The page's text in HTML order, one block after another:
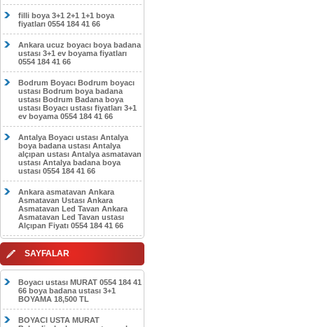
filli boya 3+1 2+1 1+1 boya
fiyatları 0554 184 41 66
Ankara ucuz boyacı boya badana
ustası 3+1 ev boyama fiyatları
0554 184 41 66
Bodrum Boyacı Bodrum boyacı
ustası Bodrum boya badana
ustası Bodrum Badana boya
ustası Boyacı ustası fiyatları 3+1
ev boyama 0554 184 41 66
Antalya Boyacı ustası Antalya
boya badana ustası Antalya
alçıpan ustası Antalya asmatavan
ustası Antalya badana boya
ustası 0554 184 41 66
Ankara asmatavan Ankara
Asmatavan Ustası Ankara
Asmatavan Led Tavan Ankara
Asmatavan Led Tavan ustası
Alçıpan Fiyatı 0554 184 41 66
SAYFALAR
Boyacı ustası MURAT 0554 184 41
66 boya badana ustası 3+1
BOYAMA 18,500 TL
BOYACI USTA MURAT